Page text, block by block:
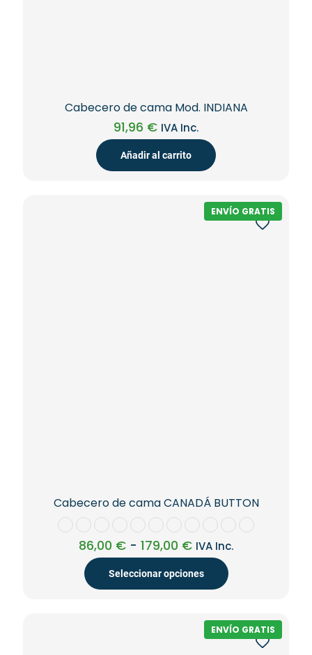
Cabecero de cama Mod. INDIANA
91,96 € IVA Inc.
Añadir al carrito
ENVÍO GRATIS
Cabecero de cama CANADÁ BUTTON
86,00 € - 179,00 €Rango
de
precios:
desde
179,00 €
IVA Inc.
Seleccionar opciones
ENVÍO GRATIS